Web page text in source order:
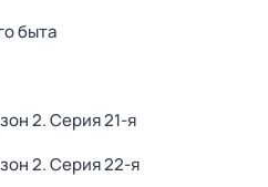
быта
2. Серия 21-я
2. Серия 22-я